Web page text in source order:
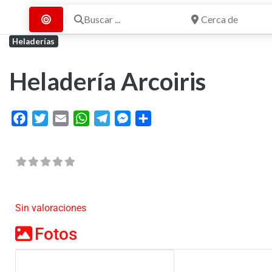
Buscar por Distancia
Buscar ... Cerca de
Heladerías
Heladería Arcoiris
FacebookTwitterEmail WhatsAppTelegramMessenger
Sin valoraciones
Fotos